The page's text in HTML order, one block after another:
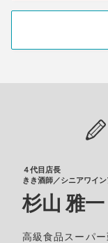
４代目店長
きき酒師／シニアワイ
杉山 雅一
高級食品スーパー